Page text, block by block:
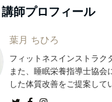
師プロフィール
葉月 ちひろ
フィットネスインストラク
また、睡眠栄養指導士協会
した体質改善をご提案して